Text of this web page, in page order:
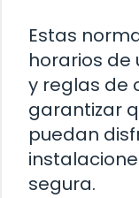
Estas
horarios de
y reglas de
garantizar
puedan
segura.